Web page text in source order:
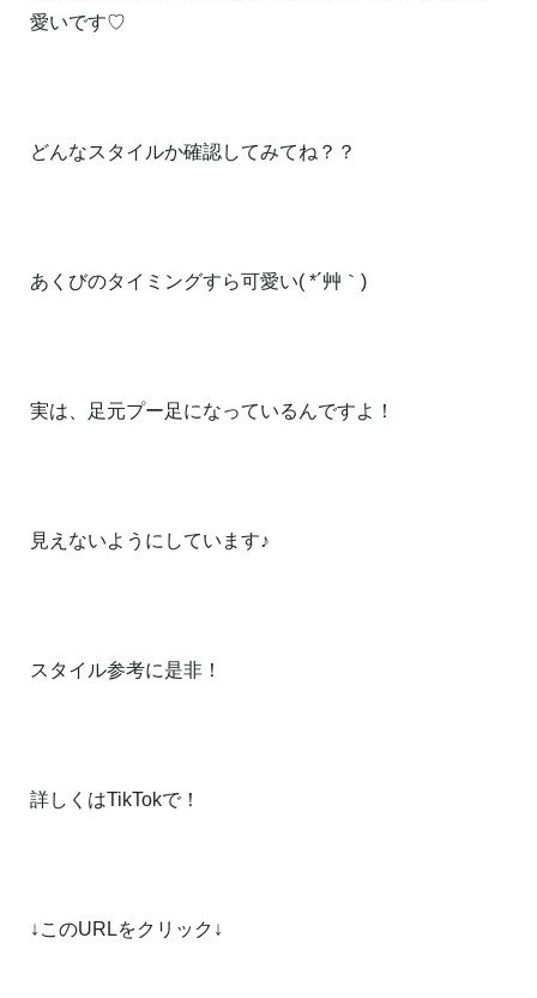
愛いです♡
どんなスタイルか確認してみてね？？
あくびのタイミングすら可愛い( *´艸｀)
実は、足元プー足になっているんですよ！
見えないようにしています♪
スタイル参考に是非！
詳しくはTikTokで！
↓このURLをクリック↓